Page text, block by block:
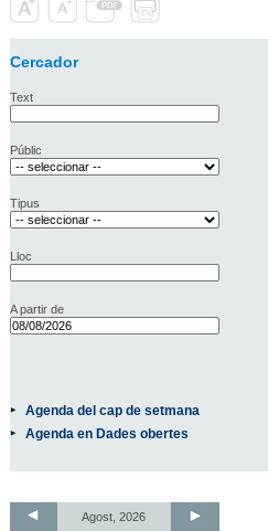
Cercador
Text
Públic
Tipus
Lloc
A partir de
Agenda del cap de setmana
Agenda en Dades obertes
Agost, 2026